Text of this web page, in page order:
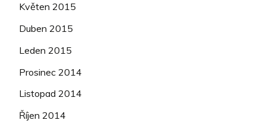
Květen 2015
Duben 2015
Leden 2015
Prosinec 2014
Listopad 2014
Říjen 2014